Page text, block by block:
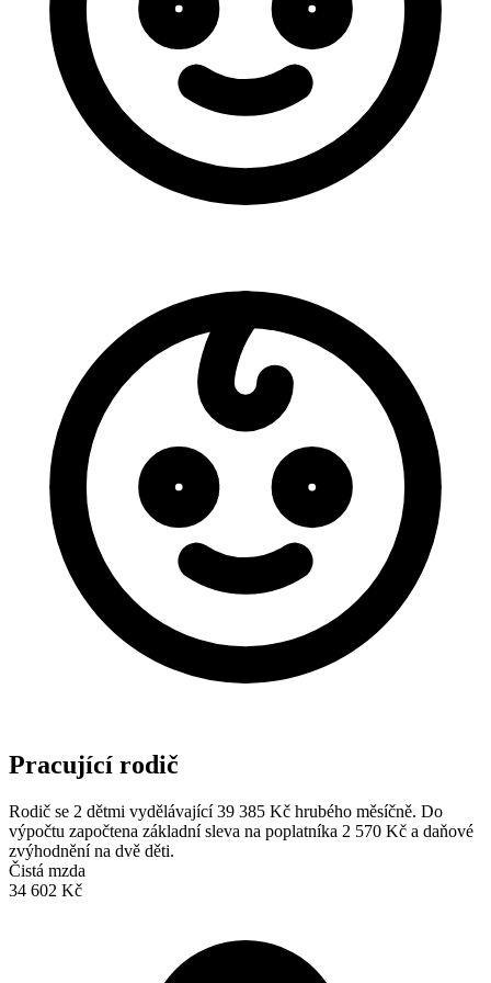
Pracující rodič
Rodič se 2 dětmi vydělávající 39 385 Kč hrubého měsíčně. Do
výpočtu započtena základní sleva na poplatníka 2 570 Kč a daňové
zvýhodnění na dvě děti.
Čistá mzda
34 602 Kč